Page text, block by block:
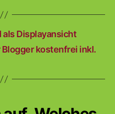
als Displayansicht
kostenfrei inkl.